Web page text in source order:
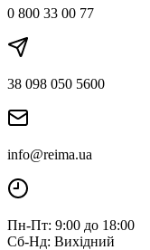
0 800 33 00 77
38 098 050 5600
info@reima.ua
Пн-Пт: 9:00 до 18:00
Сб-Нд: Вихідний